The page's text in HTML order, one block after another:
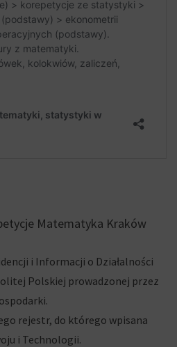
Matematyka Kraków
i Informacji o Działalności
Polskiej prowadzonej przez
rejestr, do którego wpisana
i Technologii.